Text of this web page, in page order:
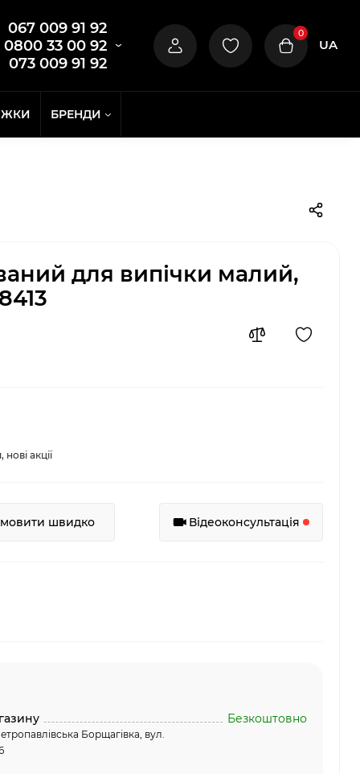
067 009 91 92
0800 33 00 92
073 009 91 92
0
UA
БРЕНДИ
для випічки малий,
акції
швидко Відеоконсультація
Борщагівка, вул.
Безкоштовно